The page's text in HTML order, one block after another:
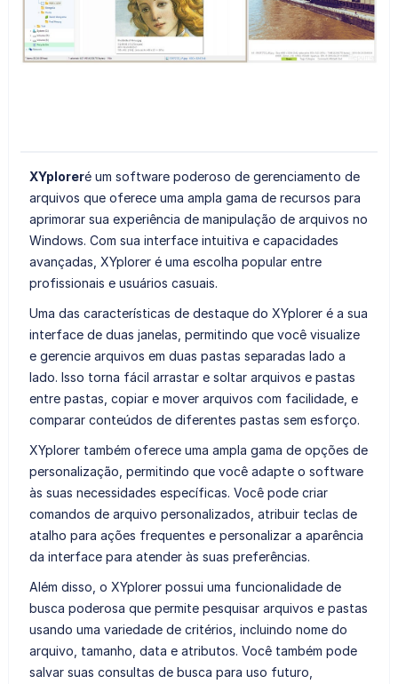
XYploreré um software poderoso de gerenciamento de
arquivos que oferece uma ampla gama de recursos para
aprimorar sua experiência de manipulação de arquivos no
Windows. Com sua interface intuitiva e capacidades
avançadas, XYplorer é uma escolha popular entre
profissionais e usuários casuais.
Uma das características de destaque do XYplorer é a sua
interface de duas janelas, permitindo que você visualize
e gerencie arquivos em duas pastas separadas lado a
lado. Isso torna fácil arrastar e soltar arquivos e pastas
entre pastas, copiar e mover arquivos com facilidade, e
comparar conteúdos de diferentes pastas sem esforço.
XYplorer também oferece uma ampla gama de opções de
personalização, permitindo que você adapte o software
às suas necessidades específicas. Você pode criar
comandos de arquivo personalizados, atribuir teclas de
atalho para ações frequentes e personalizar a aparência
da interface para atender às suas preferências.
Além disso, o XYplorer possui uma funcionalidade de
busca poderosa que permite pesquisar arquivos e pastas
usando uma variedade de critérios, incluindo nome do
arquivo, tamanho, data e atributos. Você também pode
salvar suas consultas de busca para uso futuro,